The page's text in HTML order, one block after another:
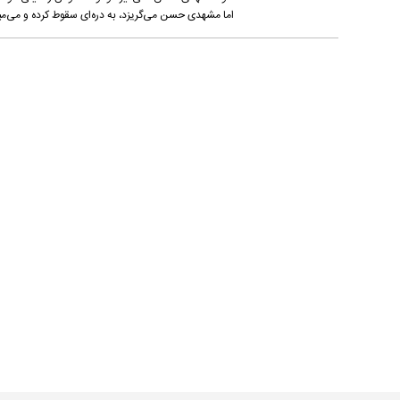
اما مشهدی حسن می‌گریزد، به دره‌ای سقوط کرده و